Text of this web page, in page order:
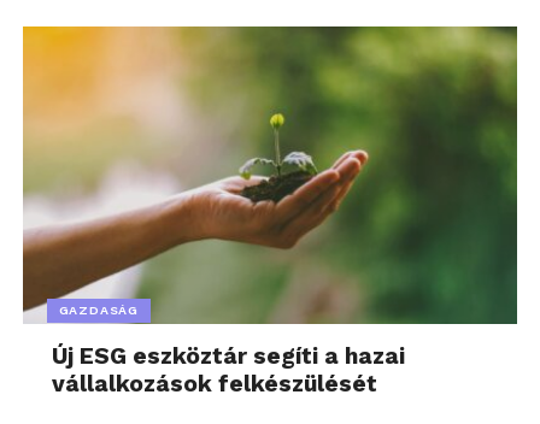
GAZDASÁG
Új ESG eszköztár segíti a hazai
vállalkozások felkészülését